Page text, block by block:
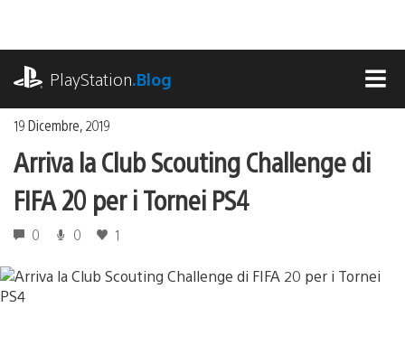
contenuto
PlayStation.Blog
19 Dicembre, 2019
Arriva la Club Scouting Challenge di
FIFA 20 per i Tornei PS4
0 0 1